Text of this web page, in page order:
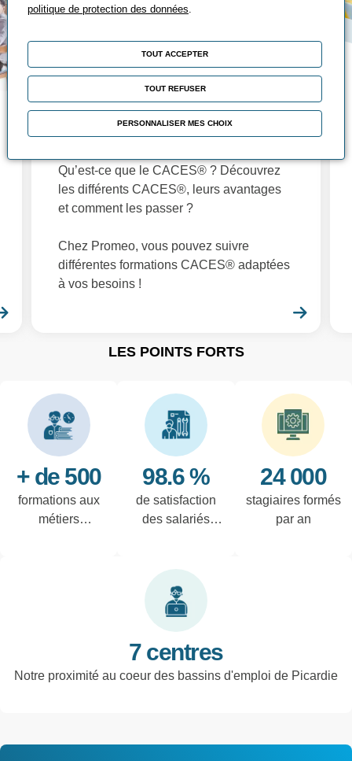
Tout savoir sur le
Qu’est-ce que le CACES® ? Découvrez
les différents CACES®, leurs avantages
et comment les passer ?
Chez Promeo, vous pouvez suivre
différentes formations CACES® adaptées
à vos besoins !
LES POINTS FORTS
+ de 500
formations aux
métiers
98.6 %
de satisfaction
des salariés
24 000
stagiaires formés
par an
7 centres
Notre proximité au coeur des bassins d'emploi de Picardie
politique de protection des données.
TOUT ACCEPTER
TOUT REFUSER
PERSONNALISER MES CHOIX